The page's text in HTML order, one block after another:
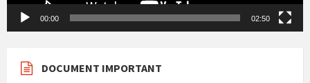
00:00 02:50
DOCUMENT IMPORTANT